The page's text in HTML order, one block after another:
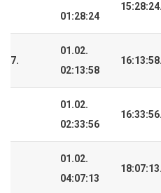
01:28:24
7.
01.02.
02:13:58
01.02.
02:33:56
01.02.
04:07:13